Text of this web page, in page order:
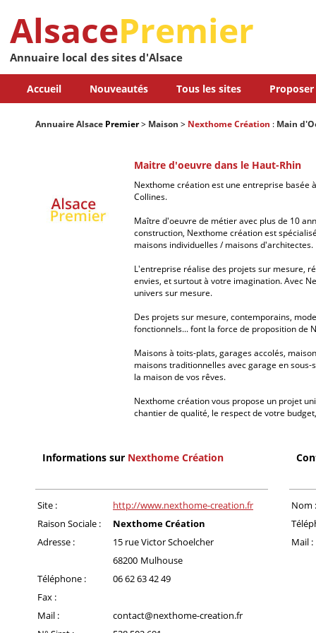
AlsacePremier
Annuaire local des sites d'Alsace
Accueil Nouveautés Tous les sites
Annuaire Alsace Premier> Maison > Nexthome Création : Main
Maitre d'oeuvre dans le Haut-Rhin
Nexthome création est une entreprise basée
Collines.
Maître d'oeuvre de métier avec plus de 10
construction, Nexthome création est
maisons individuelles / maisons d'architectes.
L'entreprise réalise des projets sur mesure,
envies, et surtout à votre imagination. Avec
univers sur mesure.
Des projets sur mesure, contemporains,
fonctionnels... font la force de proposition de
Maisons à toits-plats, garages accolés,
maisons traditionnelles avec garage en
la maison de vos rêves.
Nexthome création vous propose un projet
chantier de qualité, le respect de votre
Informations sur Nexthome Création
Site :
http://www.nexthome-creation.fr
Raison Sociale :
Nexthome Création
Adresse :
15 rue Victor Schoelcher
68200 Mulhouse
Téléphone :
06 62 63 42 49
Fax :
Mail :
contact@nexthome-creation.fr
Nom :
Mail :